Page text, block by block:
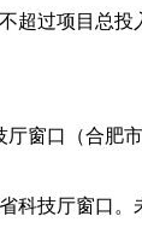
超过项目总投
窗口（合肥
科技厅窗口。